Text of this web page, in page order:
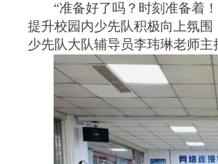
“准备好了吗？时刻准备着
提升校园内少先队积极向上氛围
少先队大队辅导员李玮琳老师主